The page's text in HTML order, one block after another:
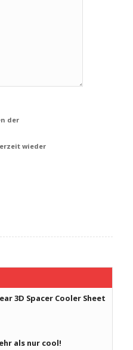
der
wieder
3D Spacer Cooler Sheet
als nur cool!